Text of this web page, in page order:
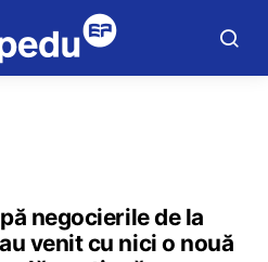
negocierile de la
venit cu nici o nouă